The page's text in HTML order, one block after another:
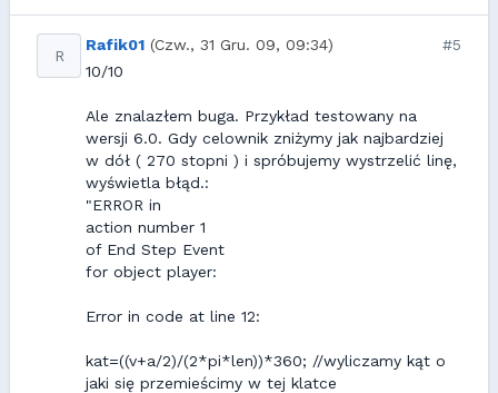
R
Rafik01 (Czw., 31 Gru. 09, 09:34)
#5
10/10
Ale znalazłem buga. Przykład testowany na
wersji 6.0. Gdy celownik zniżymy jak najbardziej
w dół ( 270 stopni ) i spróbujemy wystrzelić linę,
wyświetla błąd.:
"ERROR in
action number 1
of End Step Event
for object player:
Error in code at line 12:
kat=((v+a/2)/(2*pi*len))*360; //wyliczamy kąt o
jaki się przemieścimy w tej klatce